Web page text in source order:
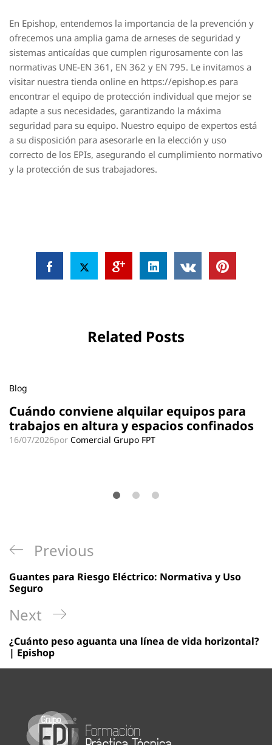
En Epishop, entendemos la importancia de la prevención y
ofrecemos una amplia gama de arneses de seguridad y
sistemas anticaídas que cumplen rigurosamente con las
normativas UNE-EN 361, EN 362 y EN 795. Le invitamos a
visitar nuestra tienda online en https://epishop.es para
encontrar el equipo de protección individual que mejor se
adapte a sus necesidades, garantizando la máxima
seguridad para su equipo. Nuestro equipo de expertos está
a su disposición para asesorarle en la elección y uso
correcto de los EPIs, asegurando el cumplimiento normativo
y la protección de sus trabajadores.
Related Posts
Blog
Cuándo conviene alquilar equipos para
trabajos en altura y espacios confinados
16/07/2026por Comercial Grupo FPT
Navegación
de
entradas
Previous
Post
Previous
Guantes para Riesgo Eléctrico: Normativa y Uso
Seguro
Next
Post
Next
¿Cuánto peso aguanta una línea de vida horizontal?
| Epishop